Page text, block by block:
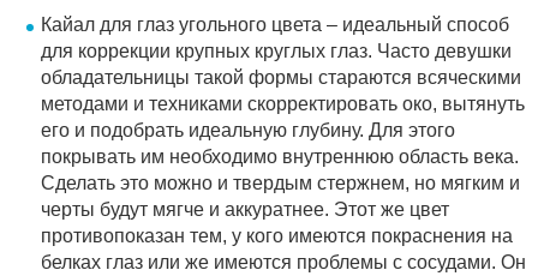
Кайал для глаз угольного цвета – идеальный способ
для коррекции крупных круглых глаз. Часто девушки
обладательницы такой формы стараются всяческими
методами и техниками скорректировать око, вытянуть
его и подобрать идеальную глубину. Для этого
покрывать им необходимо внутреннюю область века.
Сделать это можно и твердым стержнем, но мягким и
черты будут мягче и аккуратнее. Этот же цвет
противопоказан тем, у кого имеются покраснения на
белках глаз или же имеются проблемы с сосудами. Он